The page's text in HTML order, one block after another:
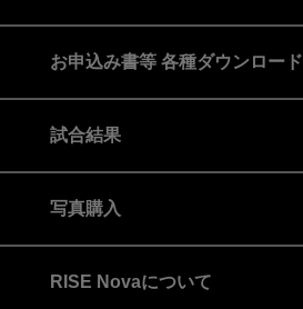
全クラス共通ルール
クラス別ルール
防具・服装
メディカルについて
お申込み書等 各種ダウンロード
試合結果
写真購入
RISE Novaについて